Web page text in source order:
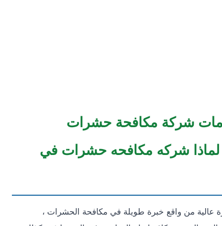
شركة مكافحة حشرات
شركه مكافحه حشرات في
من واقع خبرة طويلة في مكافحة الحشرات ،